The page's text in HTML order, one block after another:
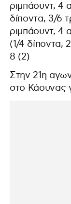
ριμπάουντ, 4
δίποντα, 3/6
ριμπάουντ, 4
(1/4 δίποντα,
8 (2)
Στην 21η
στο Κάουνας